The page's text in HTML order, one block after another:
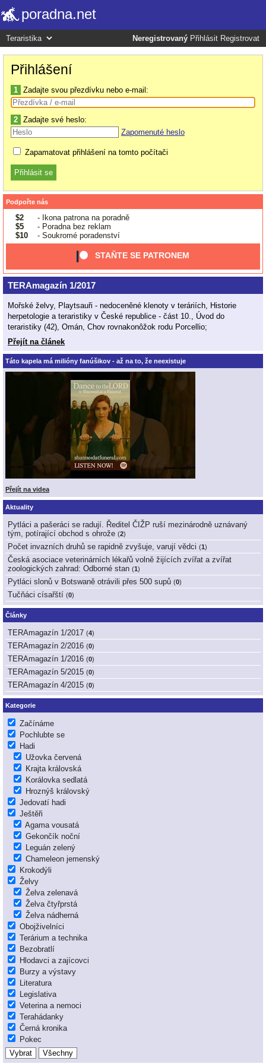
poradna.net
Neregistrovaný Přihlásit Registrovat
Přihlášení
1 Zadajte svou přezdívku nebo e-mail:
2 Zadajte své heslo:
Zapomenuté heslo
Zapamatovat přihlášení na tomto počítači
Podpořte nás
$2
- Ikona patrona na poradně
$5
- Poradna bez reklam
$10
- Soukromé poradenství
STAŇTE SE PATRONEM
TERAmagazín 1/2017
Mořské želvy, Playtsauři - nedoceněné klenoty v teráriích, Historie
herpetologie a teraristiky v České republice - část 10., Úvod do
teraristiky (42), Omán, Chov rovnakonôžok rodu Porcellio;
Přejít na článek
Táto kapela má milióny fanúšikov - až na to, že neexistuje
Přejít na videa
Aktuality
Pytláci a pašeráci se radují. Ředitel ČIŽP ruší mezinárodně uznávaný
tým, potírající obchod s ohrože (2)
Počet invazních druhů se rapidně zvyšuje, varují vědci (1)
Česká asociace veterinárních lékařů volně žijících zvířat a zvířat
zoologických zahrad: Odborné stan (1)
Pytláci slonů v Botswaně otrávili přes 500 supů (0)
Tučňáci císařští (0)
Články
TERAmagazín 1/2017 (4)
TERAmagazín 2/2016 (0)
TERAmagazín 1/2016 (0)
TERAmagazín 5/2015 (0)
TERAmagazín 4/2015 (0)
Kategorie
Začínáme
Pochlubte se
Hadi
Užovka červená
Krajta královská
Korálovka sedlatá
Hroznýš královský
Jedovatí hadi
Ještěři
Agama vousatá
Gekončík noční
Leguán zelený
Chameleon jemenský
Krokodýli
Želvy
Želva zelenavá
Želva čtyřprstá
Želva nádherná
Obojživelníci
Terárium a technika
Bezobratlí
Hlodavci a zajícovci
Burzy a výstavy
Literatura
Legislativa
Veterina a nemoci
Terahádanky
Černá kronika
Pokec